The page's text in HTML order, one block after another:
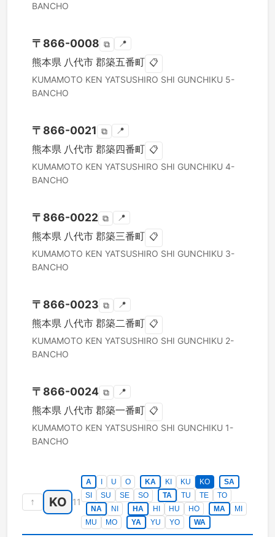
BANCHO
〒 866-0008 ⧉ 📍
熊本県 八代市 郡築五番町 📋
KUMAMOTO KEN YATSUSHIRO SHI GUNCHIKU 5-
BANCHO
〒 866-0021 ⧉ 📍
熊本県 八代市 郡築四番町 📋
KUMAMOTO KEN YATSUSHIRO SHI GUNCHIKU 4-
BANCHO
〒 866-0022 ⧉ 📍
熊本県 八代市 郡築三番町 📋
KUMAMOTO KEN YATSUSHIRO SHI GUNCHIKU 3-
BANCHO
〒 866-0023 ⧉ 📍
熊本県 八代市 郡築二番町 📋
KUMAMOTO KEN YATSUSHIRO SHI GUNCHIKU 2-
BANCHO
〒 866-0024 ⧉ 📍
熊本県 八代市 郡築一番町 📋
KUMAMOTO KEN YATSUSHIRO SHI GUNCHIKU 1-
BANCHO
↑ KO 11
A U O KA KI KU KO
SA
SI
SU SE SO TA TU TE
TO
NA
NI HA HI HU HO MA
MI
MU
MO YA YU YO WA